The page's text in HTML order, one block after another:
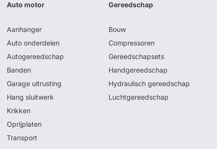
Auto motor
Aanhanger
Auto onderdelen
Autogereedschap
Banden
Garage uitrusting
Hang sluitwerk
Krikken
Oprijplaten
Transport
Gereedschap
Bouw
Compressoren
Gereedschapsets
Handgereedschap
Hydraulisch gereedschap
Luchtgereedschap